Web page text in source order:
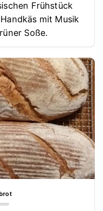
Frühstück
mit Musik
Soße.